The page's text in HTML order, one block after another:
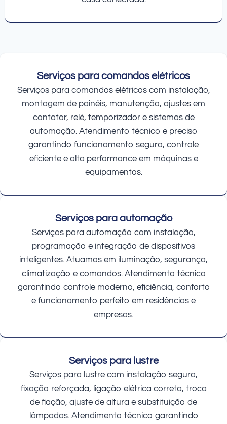
Serviços para comandos elétricos
Serviços para comandos elétricos com instalação,
montagem de painéis, manutenção, ajustes em
contator, relé, temporizador e sistemas de
automação. Atendimento técnico e preciso
garantindo funcionamento seguro, controle
eficiente e alta performance em máquinas e
equipamentos.
Serviços para automação
Serviços para automação com instalação,
programação e integração de dispositivos
inteligentes. Atuamos em iluminação, segurança,
climatização e comandos. Atendimento técnico
garantindo controle moderno, eficiência, conforto
e funcionamento perfeito em residências e
empresas.
Serviços para lustre
Serviços para lustre com instalação segura,
fixação reforçada, ligação elétrica correta, troca
de fiação, ajuste de altura e substituição de
lâmpadas. Atendimento técnico garantindo